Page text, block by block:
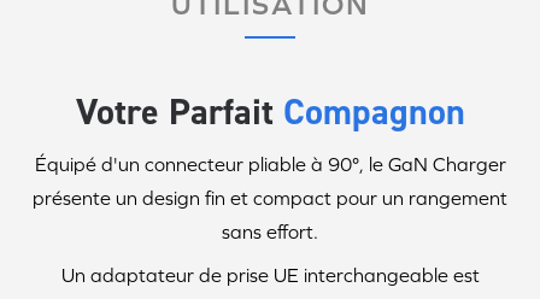
Votre Parfait Compagnon
Équipé d'un connecteur pliable à 90°, le GaN Charger
présente un design fin et compact pour un rangement
sans effort.
Un adaptateur de prise UE interchangeable est